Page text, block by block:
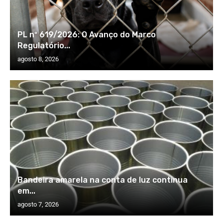
PL nº 619/2026: O Avanço do Marco
Regulatório...
agosto 8, 2026
Bandeira amarela na conta de luz continua
em...
agosto 7, 2026